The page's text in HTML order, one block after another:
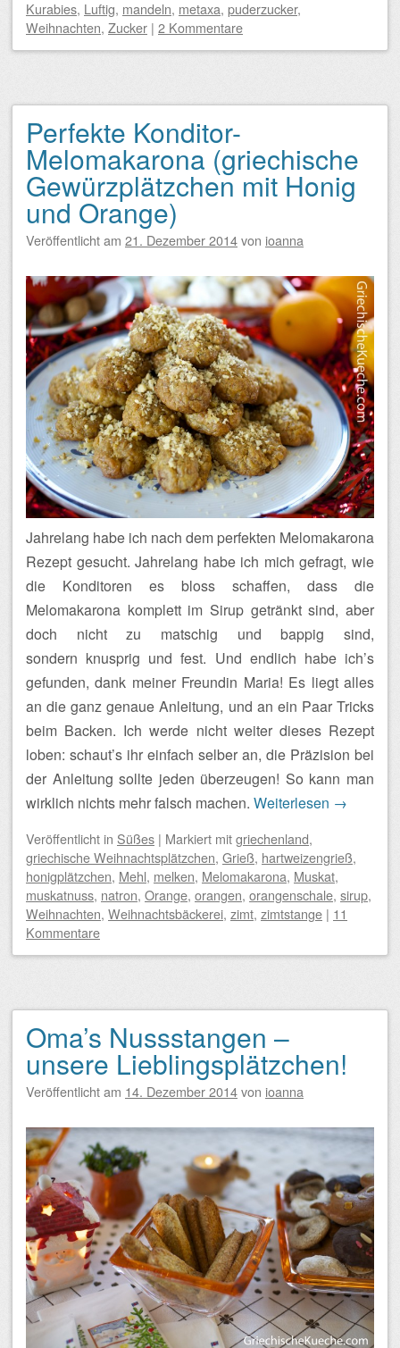
Kurabies, Luftig, mandeln, metaxa, puderzucker,
Weihnachten, Zucker | 2 Kommentare
Perfekte Konditor-
Melomakarona (griechische
Gewürzplätzchen mit Honig
und Orange)
Veröffentlicht am 21. Dezember 2014von ioanna
Jahrelang habe ich nach dem perfekten Melomakarona
Rezept gesucht. Jahrelang habe ich mich gefragt, wie
die Konditoren es bloss schaffen, dass die
Melomakarona komplett im Sirup getränkt sind, aber
doch nicht zu matschig und bappig sind,
sondern knusprig und fest. Und endlich habe ich’s
gefunden, dank meiner Freundin Maria! Es liegt alles
an die ganz genaue Anleitung, und an ein Paar Tricks
beim Backen. Ich werde nicht weiter dieses Rezept
loben: schaut’s ihr einfach selber an, die Präzision bei
der Anleitung sollte jeden überzeugen! So kann man
wirklich nichts mehr falsch machen. Weiterlesen →
Veröffentlicht in Süßes | Markiert mitgriechenland,
griechische Weihnachtsplätzchen, Grieß, hartweizengrieß,
honigplätzchen, Mehl, melken, Melomakarona, Muskat,
muskatnuss, natron, Orange, orangen, orangenschale, sirup,
Weihnachten, Weihnachtsbäckerei, zimt, zimtstange | 11
Kommentare
Oma’s Nussstangen –
unsere Lieblingsplätzchen!
Veröffentlicht am 14. Dezember 2014von ioanna